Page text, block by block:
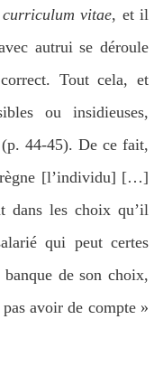
curriculum vitae, et il
autrui se déroule
Tout cela, et
ou insidieuses,
44-45). De ce fait,
[l’individu] […]
dans les choix qu’il
qui peut certes
de son choix,
avoir de compte »